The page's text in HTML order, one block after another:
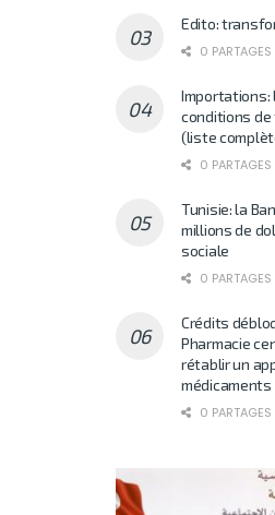
Edito:
0 PARTAGES
Importations:
conditions
(liste
0 PARTAGES
Tunisie: la
millions de
sociale
0 PARTAGES
Crédits
Pharmacie
rétablir un
médicaments
0 PARTAGES